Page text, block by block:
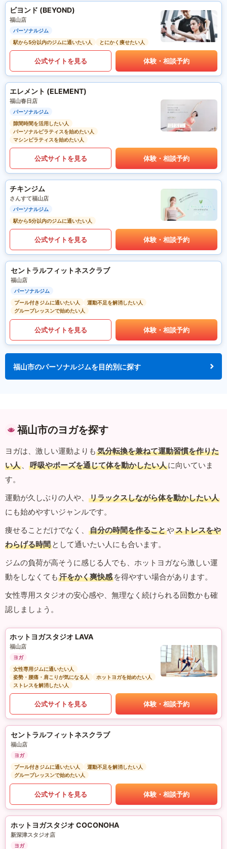
ビヨンド (BEYOND)
福山店
パーソナルジム
駅から5分以内のジムに通いたい人
とにかく痩せたい人
公式サイトを見る 体験・相談予約
エレメント (ELEMENT)
福山春日店
パーソナルジム
隙間時間を活用したい人
パーソナルピラティスを始めたい人
マシンピラティスを始めたい人
公式サイトを見る 体験・相談予約
チキンジム
さんすて福山店
パーソナルジム
駅から5分以内のジムに通いたい人
公式サイトを見る 体験・相談予約
セントラルフィットネスクラブ
福山店
パーソナルジム
プール付きジムに通いたい人
運動不足を解消したい人
グループレッスンで始めたい人
公式サイトを見る 体験・相談予約
福山市のパーソナルジムを目的別に探す
福山市のヨガを探す
ヨガは、激しい運動よりも 気分転換を兼ねて運動習慣を作りた
い人 、 呼吸やポーズを通じて体を動かしたい人に向いていま
す。
運動が久しぶりの人や、
リラックスしながら体を動かしたい人
にも始めやすいジャンルです。
痩せることだけでなく、
自分の時間を作ることやストレスをや
わらげる時間 として通いたい人にも合います。
ジムの負荷が高そうに感じる人でも、ホットヨガなら激しい運
動をしなくても 汗をかく爽快感 を得やすい場合があります。
女性専用スタジオの安心感や、無理なく続けられる回数かも確
認しましょう。
ホットヨガスタジオ LAVA
福山店
ヨガ
女性専用ジムに通いたい人
姿勢・腰痛・肩こりが気になる人
ホットヨガを始めたい人
ストレスを解消したい人
公式サイトを見る 体験・相談予約
セントラルフィットネスクラブ
福山店
ヨガ
プール付きジムに通いたい人
運動不足を解消したい人
グループレッスンで始めたい人
公式サイトを見る 体験・相談予約
ホットヨガスタジオ COCONOHA
新深津スタジオ店
ヨガ